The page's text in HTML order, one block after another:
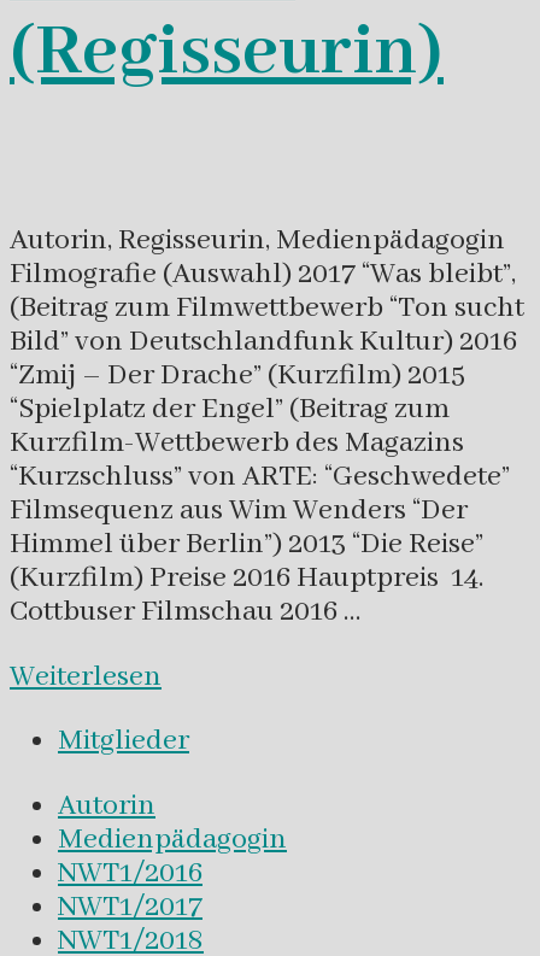
(Regisseurin)
Autorin, Regisseurin, Medienpädagogin
Filmografie (Auswahl) 2017 “Was bleibt”,
(Beitrag zum Filmwettbewerb “Ton sucht
Bild” von Deutschlandfunk Kultur) 2016
“Zmij – Der Drache” (Kurzfilm) 2015
“Spielplatz der Engel” (Beitrag zum
Kurzfilm-Wettbewerb des Magazins
“Kurzschluss” von ARTE: “Geschwedete”
Filmsequenz aus Wim Wenders “Der
Himmel über Berlin”) 2013 “Die Reise”
(Kurzfilm) Preise 2016 Hauptpreis 14.
Cottbuser Filmschau 2016 …
Weiterlesen
Mitglieder
Autorin
Medienpädagogin
NWT1/2016
NWT1/2017
NWT1/2018